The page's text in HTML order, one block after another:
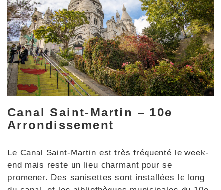
Canal Saint-Martin – 10e
Arrondissement
Le Canal Saint-Martin est très fréquenté le week-
end mais reste un lieu charmant pour se
promener. Des sanisettes sont installées le long